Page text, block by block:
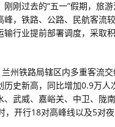
刚过去的“五一”假期，旅
峰，铁路、公路、民航客流
输行业提前部署调度，采取
兰州铁路局辖区内多重客流
史新高，同比增加0.9万人
、武威、嘉峪关、中卫、陇
，开行18对高峰线以及5对